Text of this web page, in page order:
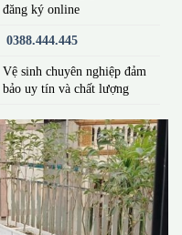
đăng ký online
0388.444.445
Vệ sinh chuyên nghiệp đảm
bảo uy tín và chất lượng